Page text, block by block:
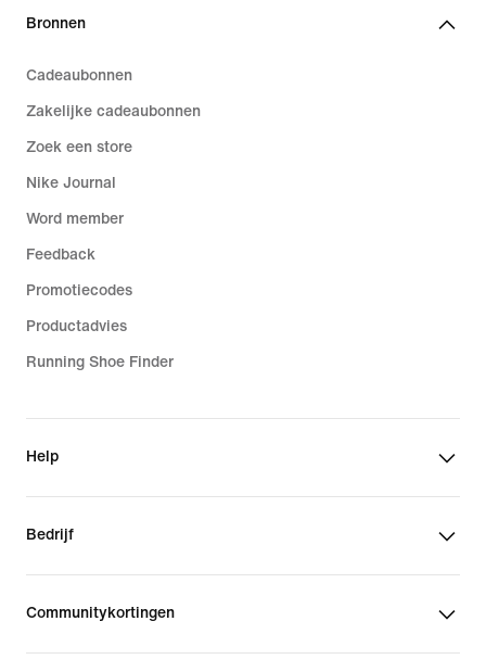
Bronnen
Cadeaubonnen
Zakelijke cadeaubonnen
Zoek een store
Nike Journal
Word member
Feedback
Promotiecodes
Productadvies
Running Shoe Finder
Help
Bedrijf
Communitykortingen